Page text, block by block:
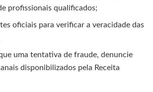
profissionais qualificados;
oficiais para verificar a veracidade das
uma tentativa de fraude, denuncie
disponibilizados pela Receita